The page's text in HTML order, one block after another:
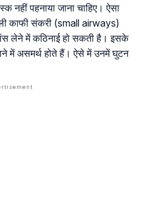
नहीं पहनाया जाना चाहिए। ऐसा
काफी संकरी (small airways)
लेने में कठिनाई हो सकती है। इसके
में असमर्थ होते हैं। ऐसे में उनमें घुटन